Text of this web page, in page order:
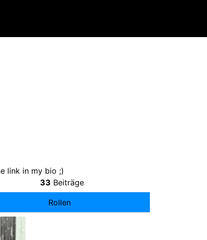
link in my bio ;)
33 Beiträge
Rollen